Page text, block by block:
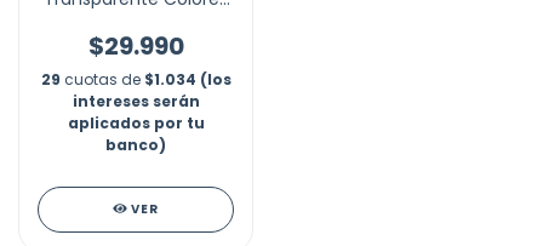
$29.990
29 cuotas de $1.034 (los
intereses serán
aplicados por tu
banco)
VER